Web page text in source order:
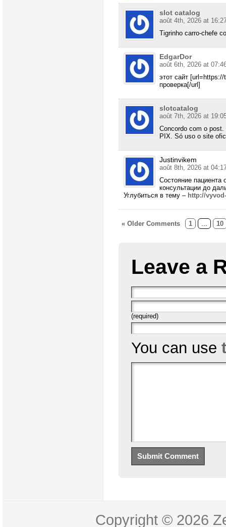
slot catalog
août 4th, 2026 at
Tigrinho carro-chefe
EdgarDor
août 6th, 2026 at
этот сайт
проверка[/url]
slotcatalog
août 7th, 2026 at
Concordo com o
PIX. Só uso o site
Justinvikem
août 8th, 2026 at
Состояние пациента
консультации до
Углубиться в тему – http://
« Older Comments 1 10
Leave a
(required)
You can use
Copyright © 2026